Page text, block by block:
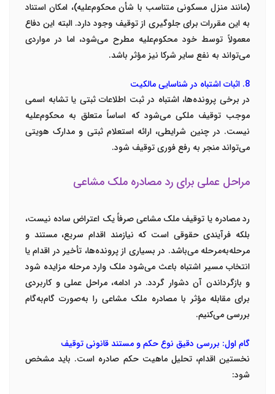
(مانند منزل مسکونی متناسب با شأن محکوم‌علیه)، امکان استناد
به این مقررات برای جلوگیری از توقیف وجود دارد. البته این دفاع
معمولاً توسط خود محکوم‌علیه مطرح می‌شود، اما در مواردی
می‌تواند به نفع سایر شرکا نیز مؤثر باشد.
8. اثبات اشتباه در شناسایی مالکیت
در برخی پرونده‌ها، اشتباه در ثبت اطلاعات ثبتی یا تشابه اسمی
موجب توقیف ملکی می‌شود که اساساً متعلق به محکوم‌علیه
نیست. در چنین شرایطی، ارائه استعلام ثبتی و مدارک هویتی
می‌تواند منجر به رفع فوری توقیف شود.
مراحل عملی برای رد مصادره ملک مشاعی
رد مصادره یا توقیف ملک مشاعی صرفاً یک اعتراض ساده نیست،
بلکه فرآیندی حقوقی است که نیازمند اقدام سریع، مستند و
مرحله‌به‌مرحله می‌باشد. در بسیاری از پرونده‌ها، تأخیر در اقدام یا
انتخاب مسیر اشتباه باعث می‌شود ملک وارد مرحله مزایده شود
و بازگرداندن آن دشوار گردد. در ادامه، مراحل عملی و کاربردی
برای مقابله مؤثر با مصادره ملک مشاعی را به‌صورت گام‌به‌گام
بررسی می‌کنیم.
گام اول: بررسی دقیق نوع حکم و مستند قانونی توقیف
نخستین اقدام، تحلیل ماهیت حکم صادره است. باید مشخص
شود: